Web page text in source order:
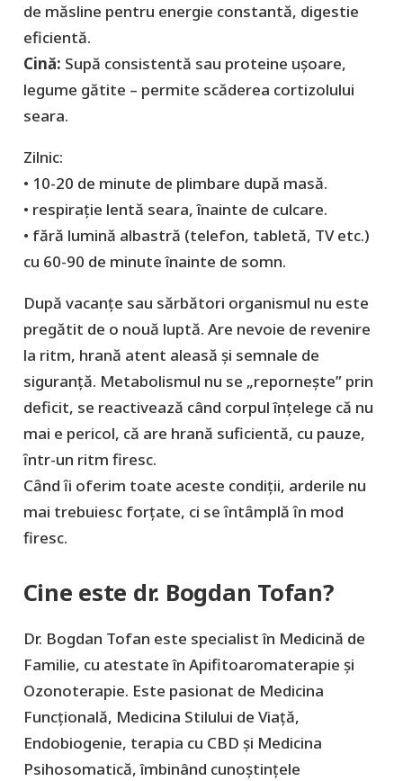
de măsline pentru energie constantă, digestie
eficientă.
Cină: Supă consistentă sau proteine ușoare,
legume gătite – permite scăderea cortizolului
seara.
Zilnic:
• 10-20 de minute de plimbare după masă.
• respirație lentă seara, înainte de culcare.
• fără lumină albastră (telefon, tabletă, TV etc.)
cu 60-90 de minute înainte de somn.
După vacanţe sau sărbători organismul nu este
pregătit de o nouă luptă. Are nevoie de revenire
la ritm, hrană atent aleasă și semnale de
siguranță. Metabolismul nu se „repornește” prin
deficit, se reactivează când corpul înțelege că nu
mai e pericol, că are hrană suficientă, cu pauze,
ȋntr-un ritm firesc.
Cȃnd ȋi oferim toate aceste condiţii, arderile nu
mai trebuiesc forţate, ci se ȋntȃmplă ȋn mod
firesc.
Cine este dr. Bogdan Tofan?
Dr. Bogdan Tofan este specialist în Medicină de
Familie, cu atestate în Apifitoaromaterapie şi
Ozonoterapie. Este pasionat de Medicina
Funcţională, Medicina Stilului de Viaţă,
Endobiogenie, terapia cu CBD şi Medicina
Psihosomatică, îmbinând cunoștințele